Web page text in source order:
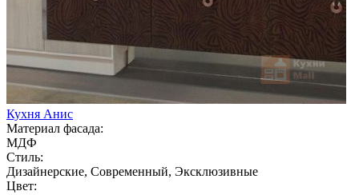
Кухня Анис
Материал фасада:
МДФ
Стиль:
Дизайнерские, Современный, Эксклюзивные
Цвет: